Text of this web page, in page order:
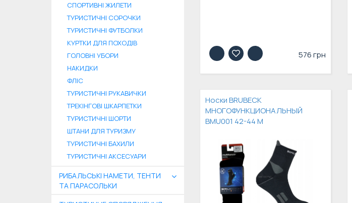
СПОРТИВНІ ЖИЛЕТИ
ТУРИСТИЧНІ СОРОЧКИ
ТУРИСТИЧНІ ФУТБОЛКИ
КУРТКИ ДЛЯ ПОХОДІВ
ГОЛОВНІ УБОРИ
НАКИДКИ
ФЛІС
ТУРИСТИЧНІ РУКАВИЧКИ
ТРЕКІНГОВІ ШКАРПЕТКИ
ТУРИСТИЧНІ ШОРТИ
ШТАНИ ДЛЯ ТУРИЗМУ
ТУРИСТИЧНІ БАХИЛИ
ТУРИСТИЧНІ АКСЕСУАРИ
РИБАЛЬСЬКІ НАМЕТИ, ТЕНТИ
ТА ПАРАСОЛЬКИ
576 грн
Носки BRUBECK
МНОГОФУНКЦИОНАЛЬНЫЙ
BMU001 42-44 М